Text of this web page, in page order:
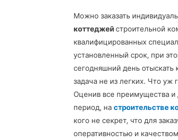
Можно заказать
коттеджейстроительной
квалифицированных
установленный срок, при
сегодняшний день отыскать
задача не из легких. Что уж
Оценив все преимущества и
период, настроительстве
кого не секрет, что для
оперативностью и